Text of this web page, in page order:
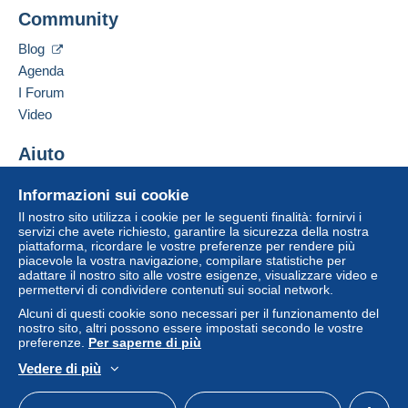
venditore all'acquirente. Un acquisto non pagato
può comportare conseguenze sul conto
Se le Condizioni di vendita del venditore includono
condizioni d'uso, sono le uniche applicabili.
Gli acquisti devono essere pagati entro
dal ricevimento della richiesta di pagamento del
venditore.
Garanzia:
Diritto di recesso|Spese di restituzione a carico
dell'acquirente.
Per conoscere i termini per il reso e per il rimborso
dell'oggettoconsulta la Carta Delcampe.
Frais de port à la charge de l'acheteur. En port simple,
Informazioni sui cookie
Il nostro sito utilizza i cookie per le seguenti finalità: fornirvi i
servizi che avete richiesto, garantire la sicurezza della nostra
piattaforma, ricordare le vostre preferenze per rendere più
piacevole la vostra navigazione, compilare statistiche per
adattare il nostro sito alle vostre esigenze, visualizzare video e
permettervi di condividere contenuti sui social network.
Alcuni di questi cookie sono necessari per il funzionamento del
nostro sito, altri possono essere impostati secondo le vostre
preferenze. Per saperne di più
Vedere di più
Community
Blog
Agenda
I Forum
Video
Aiuto
Acquistare su Delcampe
Vendere su Delcampe
Un sito sicuro